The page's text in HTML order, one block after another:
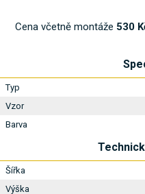
Cena včetně montáže 530
Typ
Vzor
Barva
Šířka
Výška